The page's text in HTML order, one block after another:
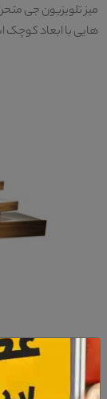
میز تلویزیون جی
هایی با ابعاد کوچک
میز تلویزیون